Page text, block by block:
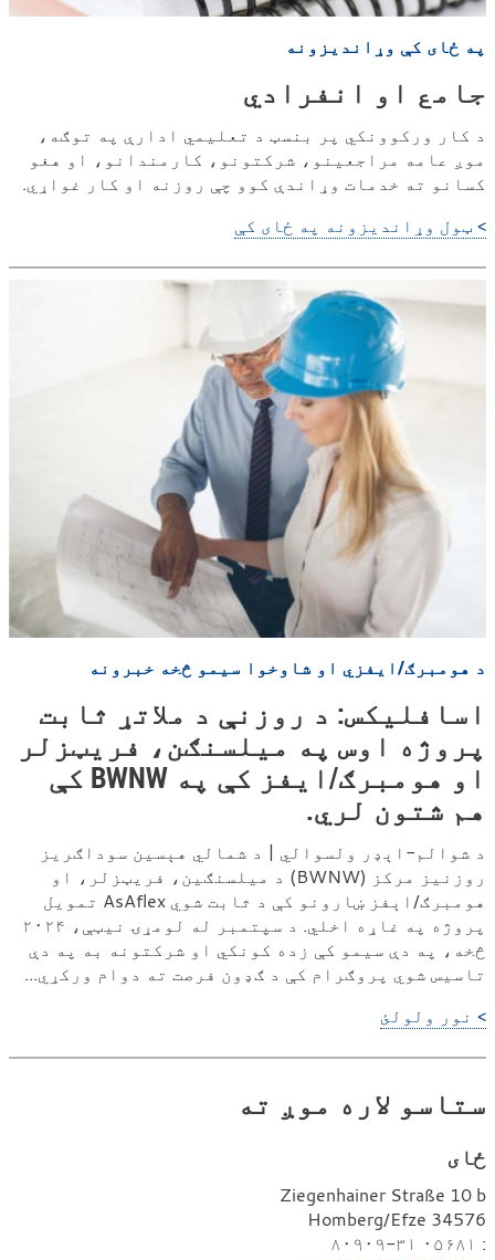
په ځای کې وړاندیزونه
جامع او انفرادي
د کار ورکوونکي پر بنسټ د تعلیمي ادارې په توګه،
موږ عامه مراجعینو، شرکتونو، کارمندانو، او هغو
کسانو ته خدمات وړاندې کوو چې روزنه او کار غواړي.
> ټول وړاندیزونه په ځای کې
د هومبرګ/ایفزي او شاوخوا سیمو څخه خبرونه
اسافلیکس: د روزنې د ملاتړ ثابت
پروژه اوس په میلسنګن، فریټزلر
او هومبرګ/ایفز کې په BWNW کې
هم شتون لري.
د شوالم-اېډر ولسوالي | د شمالي هېسین سوداګریز
روزنیز مرکز (BWNW) د میلسنګین، فریټزلر، او
هومبرګ/اېفز ښارونو کې د ثابت شوي AsAflex تمویل
پروژه په غاړه اخلي. د سپتمبر له لومړۍ نیټې، ۲۰۲۴
څخه، په دې سیمو کې زده کونکي او شرکتونه به په دې
تاسیس شوي پروګرام کې د ګډون فرصت ته دوام ورکړي...
> نور ولولئ
ستاسو لاره موږ ته
ځای
Ziegenhainer Straße 10 b
34576 Homberg/Efze
ټ: ۰۵۶۸۱ ۸۰۹۰۹-۳۱